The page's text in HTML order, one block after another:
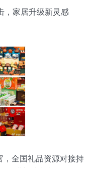
，家居升级新灵感
，全国礼品资源对接持